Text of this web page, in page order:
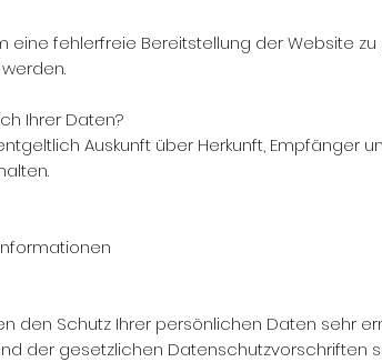
eine fehlerfreie Bereitstellung der Website
Ihrer Daten?
Auskunft über Herkunft, Empfänger
den Schutz Ihrer persönlichen Daten sehr
der gesetzlichen Datenschutzvorschriften